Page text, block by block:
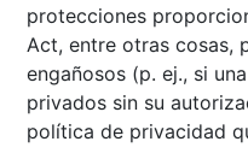
protecciones
Act, entre otras cosas,
engañosos (p. ej., si
privados sin su
política de privacidad